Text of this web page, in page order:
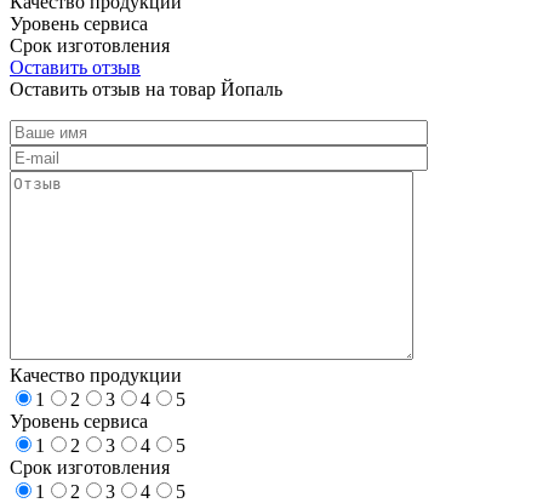
Уровень сервиса
Срок изготовления
Оставить отзыв
Оставить отзыв на товар Йопаль
Качество продукции
1
2 3 4
5
Уровень сервиса
1
2 3 4
5
Срок изготовления
1
2 3 4
5